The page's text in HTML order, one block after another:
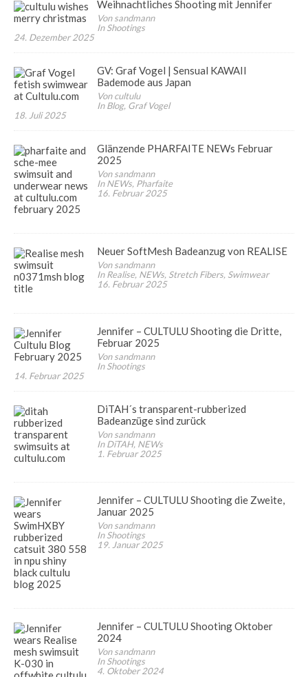
Weihnachtliches Shooting mit Jennifer
Von sandmann
In Shootings
24. Dezember 2025
GV: Graf Vogel | Sensual KAWAII
Bademode aus Japan
Von cultulu
In Blog, Graf Vogel
18. Juli 2025
Glänzende PHARFAITE NEWs Februar
2025
Von sandmann
In NEWs, Pharfaite
16. Februar 2025
Neuer SoftMesh Badeanzug von REALISE
Von sandmann
In Realise, NEWs, Stretch Fibers, Swimwear
16. Februar 2025
Jennifer – CULTULU Shooting die Dritte,
Februar 2025
Von sandmann
In Shootings
14. Februar 2025
DiTAH´s transparent-rubberized
Badeanzüge sind zurück
Von sandmann
In DiTAH, NEWs
1. Februar 2025
Jennifer – CULTULU Shooting die Zweite,
Januar 2025
Von sandmann
In Shootings
19. Januar 2025
Jennifer – CULTULU Shooting Oktober
2024
Von sandmann
In Shootings
4. Oktober 2024